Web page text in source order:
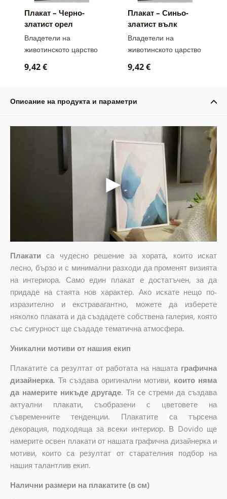
Плакат – Черно-
златист орел
Владетели на
животинското царство
9,42 €
Плакат – Синьо-
златист вълк
Владетели на
животинското царство
9,42 €
Описание на продукта и параметри
Плакати са чудесно решение за хората, които искат
лесно, бързо и с минимални разходи да променят визията
на интериора. Само един плакат е достатъчен, за да
придаде на стаята нов характер. Ако искате нещо по-
изразително и екстравагантно, можете да изберете
няколко плаката и да създадете собствена галерия, която
със сигурност ще създаде тематична атмосфера.
Уникални мотиви от нашия екип
Плакатите са резултат от работата на нашата графична
дизайнерка. Тя създава оригинални мотиви, които няма
да намерите никъде другаде. Тя се стреми да създава
актуални плакати, съобразени с цветовете на
съвременните тенденции. Плакатите са търсена
декорация, подходяща за всеки интериор. В Dovido ще
намерите освен плакати от нашата графична дизайнерка и
мотиви, които са резултат от старателния подбор на
нашия талантлив екип.
Налични размери на плакатите (в см)